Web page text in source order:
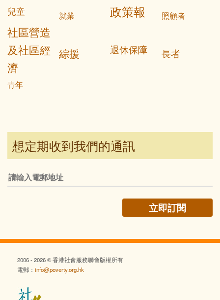
兒童 就業 政策報 照顧者
社區營造
及社區經
濟
綜援 退休保障 長者
青年
想定期收到我們的通訊
2006 - 2026 © 香港社會服務聯會版權所有
電郵： info@poverty.org.hk